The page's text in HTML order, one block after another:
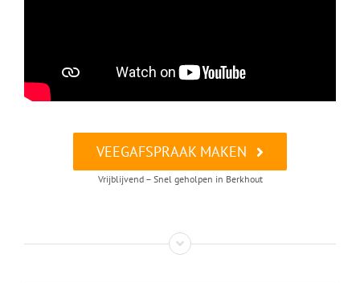
VEEGAFSPRAAK MAKEN
Vrijblijvend – Snel geholpen in Berkhout